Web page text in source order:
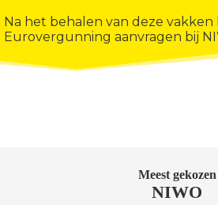
Na het behalen van deze vakken
Eurovergunning aanvragen bij
Meest gekozen
NIWO